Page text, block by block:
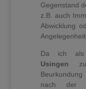
Gegenstand
z.B. auch
Abwicklung
Da ich als
Usingen
nach der